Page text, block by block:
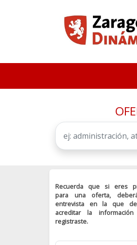
Recuerda que si eres
para una oferta,
entrevista en la que
acreditar la
registraste.